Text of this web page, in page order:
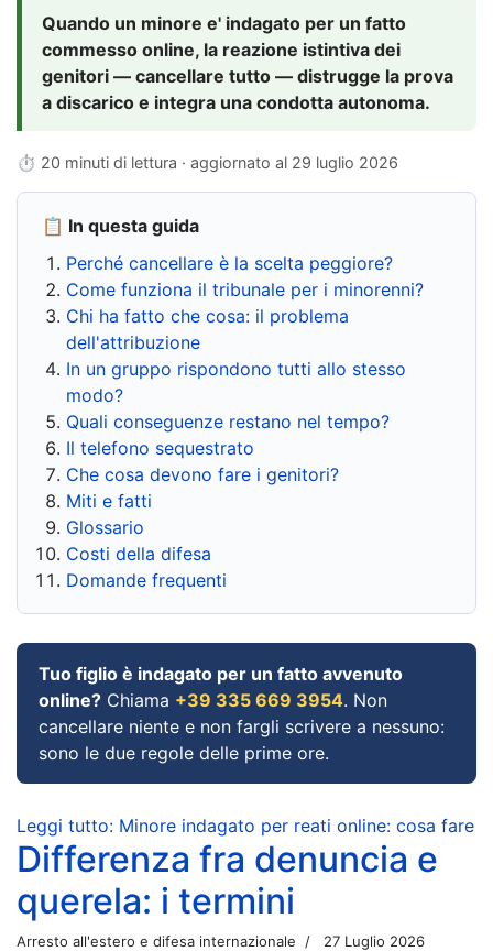
Quando un minore e' indagato per un fatto
commesso online, la reazione istintiva dei
genitori — cancellare tutto — distrugge la prova
a discarico e integra una condotta autonoma.
⏱ 20 minuti di lettura · aggiornato al 29 luglio 2026
📋 In questa guida
Perché cancellare è la scelta peggiore?
Come funziona il tribunale per i minorenni?
Chi ha fatto che cosa: il problema
dell'attribuzione
In un gruppo rispondono tutti allo stesso
modo?
Quali conseguenze restano nel tempo?
Il telefono sequestrato
Che cosa devono fare i genitori?
Miti e fatti
Glossario
Costi della difesa
Domande frequenti
Tuo figlio è indagato per un fatto avvenuto
online? Chiama +39 335 669 3954. Non
cancellare niente e non fargli scrivere a nessuno:
sono le due regole delle prime ore.
Leggi tutto: Minore indagato per reati online: cosa fare
Differenza fra denuncia e
querela: i termini
Arresto all'estero e difesa internazionale 27 Luglio 2026